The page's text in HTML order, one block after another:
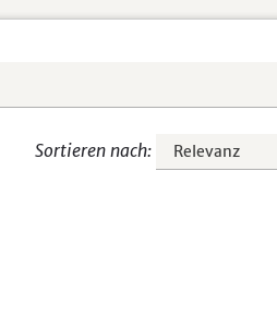
Sortieren nach